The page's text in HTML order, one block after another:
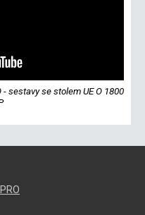
sestavy se stolem UE O 1800